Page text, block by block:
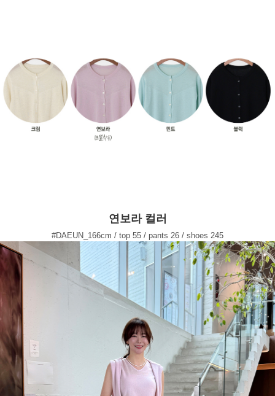
연보라 컬러
#DAEUN_166cm / top 55 / pants 26 / shoes 245